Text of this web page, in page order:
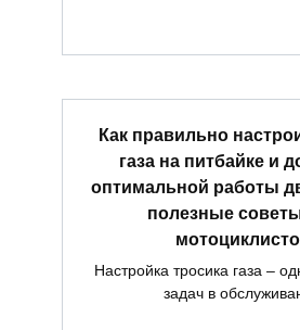
Как правильно
газа на питбайке и
оптимальной работы
полезные
Настройка тросика газа –
задач в